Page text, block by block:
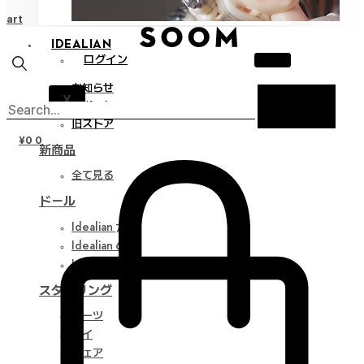
IDEALIAN
ログイン
X
お知らせ
サポート
旧ストア
新商品
全て見る
ドール
Idealian 75 M
Idealian 68 F
Idealian 51 M
スタイリング
パーツ
アイ
ウェア
¥0 0